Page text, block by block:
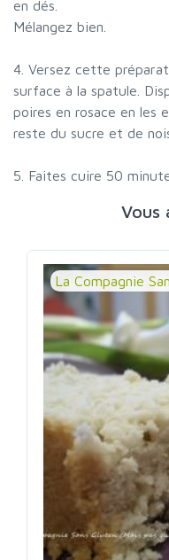
en dés.
Mélangez bien.
4. Versez cette
surface à la spatule.
poires en rosace en les
reste du sucre et de
5. Faites cuire 50
Vous
La Compagnie